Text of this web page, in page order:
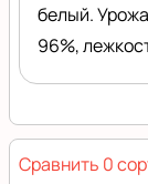
белый.
96%,
Сравнить 0